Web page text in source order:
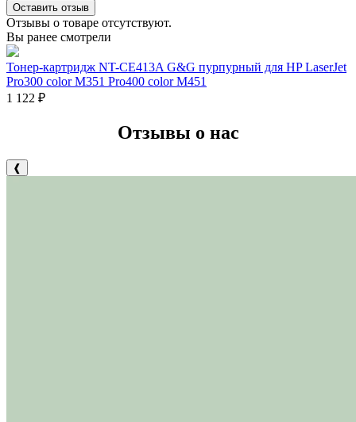
Оставить отзыв
Отзывы о товаре отсутствуют.
Вы ранее смотрели
Тонер-картридж NT-CE413A G&G пурпурный для HP LaserJet
Pro300 color M351 Pro400 color M451
1 122 ₽
Отзывы о нас
❰